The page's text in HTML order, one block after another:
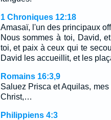
1 Chroniques 12:18
Amasaï, l'un des principaux
Nous sommes à toi, David,
toi, et paix à ceux qui te
David les accueillit, et les
Romains 16:3,9
Saluez Prisca et Aquilas,
Christ,…
Philippiens 4:3